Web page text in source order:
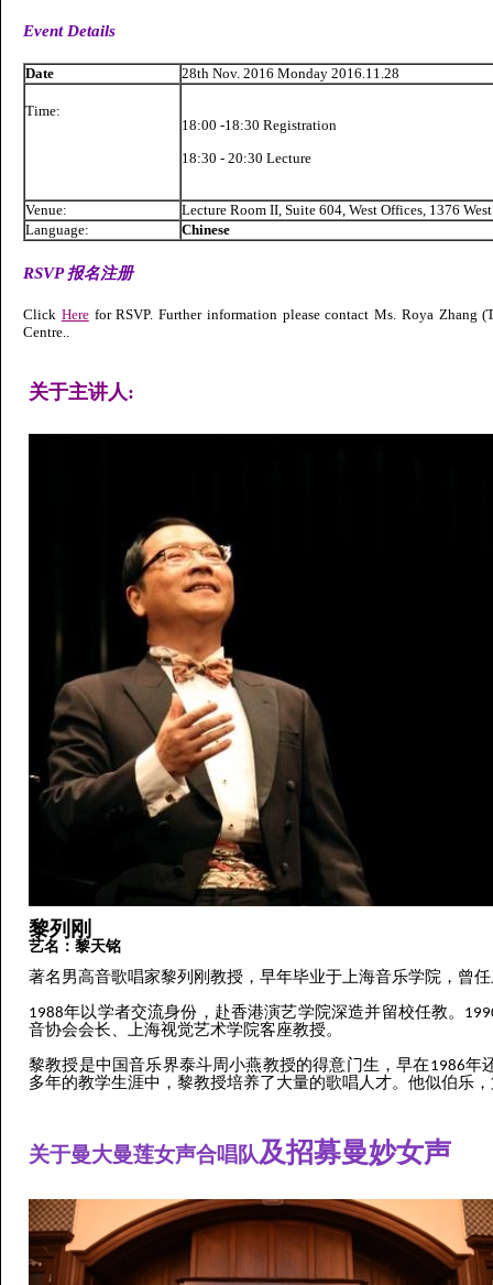
Event Details
Date 28th Nov. 2016 Monday 2016.11.28
Time:
18:00 -18:30 Registration
18:30 - 20:30 Lecture
Venue:
Lecture Room II, Suite 604, West Offices, 1376
Language:
Chinese
RSVP 报名注册
Click Herefor RSVP. Further information please contact Ms. Roya Zhang
Centre..
关于主讲人:
黎列刚
艺名：黎天铭
著名男高音歌唱家黎列刚教授，早年毕业于上海音乐学院，曾
1988年以学者交流身份，赴香港演艺学院深造并留校任教。
音协会会长、上海视觉艺术学院客座教授。
黎教授是中国音乐界泰斗周小燕教授的得意门生，早在1986
多年的教学生涯中，黎教授培养了大量的歌唱人才。他似伯乐
关于曼大曼莲女声合唱队及招募曼妙女声